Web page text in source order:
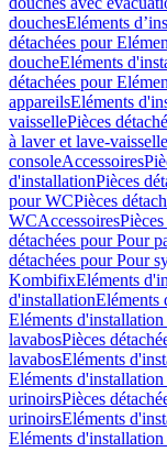
douchesEléments
détachées pour
doucheEléments
détachées pour
appareilsEléments
vaissellePièces
à laver et lave-vaisselle
consoleAccessoires
d'installationPièces
pour WCPièces
WCAccessoires
détachées pour Pour
détachées pour Pour
KombifixEléments
d'installationEléments
Eléments
lavabosPièces
lavabosEléments
Eléments
urinoirsPièces
urinoirsEléments
Eléments